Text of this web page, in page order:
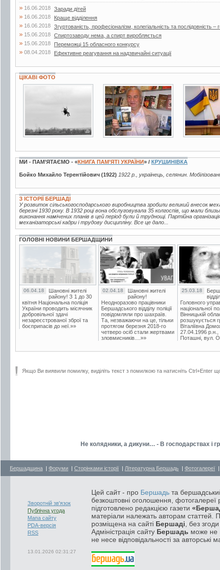
» 16.06.2018 Заради дітей
» 16.06.2018 Краще відділення
» 16.06.2018 Згуртованість, професіоналізм, колегіальність та послідовність –
» 15.06.2018 Спиртозаводу нема, а спирт виробляється
» 15.06.2018 Переможці 15 обласного конкурсу
» 08.04.2018 Ефективне реагування на надзвичайні ситуації
ЦІКАВІ ФОТО
2 фото 6 фото
МИ - ПАМ’ЯТАЄМО - «КНИГА ПАМ’ЯТІ УКРАЇНИ» / КРУШИНІВКА
Бойко Михайло Терентійович (1922) 1922 р., українець, селянин.
З ІСТОРІЇ БЕРШАДІ
У розвиток сільськогосподарського виробництва зробили великий внесок
березні 1930 року. В 1932 році вона обслуговувала 35 колгоспів, що мали
виконання намічених планів в цей період були й труднощі. Партійна
механізаторські кадри і трудову дисципліну. Все це дало...
ГОЛОВНІ НОВИНИ БЕРШАДЩИНИ
06.04.18
Шановні жителі
району! З 1 до 30
квітня Національна поліція
України проводить місячник
добровільної здачі
незареєстрованої зброї та
боєприпасів до неї.»»
02.04.18
Шановні жителі
району!
Неодноразово працівники
Бершадського відділу поліції
повідомляли про шахраїв.
Та, незважаючи на це, тільки
протягом березня 2018-го
четверо осіб стали жертвами
зловмисників....»»
25.03.18
Головного
національної
Вінницькій
розшукується
Віталіївна
27.04.1996 р.н.,
Поташні, вул.
Якщо Ви виявили помилку, виділіть текст з помилкою та натисніть Ctrl+Enter
Не колядники, а дикуни… - В господарствах і
Бершадщина | Форуми | Сторінками історії | Літературна Бершадь | Фотогалереї
Зворотній зв'язок
Публічна угода
Мапа сайту
PDA-версія
RSS
13.01.2026 02:31:27
Цей сайт - про Бершадь та
безкоштовні оголошення, фотогалереї
підготовлено редакцією газети
матеріали належать авторам статтей.
розміщена на сайті Бершаді , без
Адміністрація сайту Бершадь може не
не несе відповідальності за авторські